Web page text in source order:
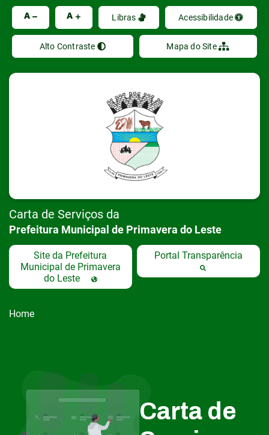
A A Libras Acessibilidade
Alto Contraste Mapa do Site
Carta de Serviços da
Prefeitura Municipal de Primavera do Leste
Site da Prefeitura
Municipal de Primavera
do Leste
Portal Transparência
Home
Carta de